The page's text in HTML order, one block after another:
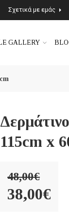
Σχετικά με εμάς
GALLERY
115cm x
48,00€
Original
38,00€